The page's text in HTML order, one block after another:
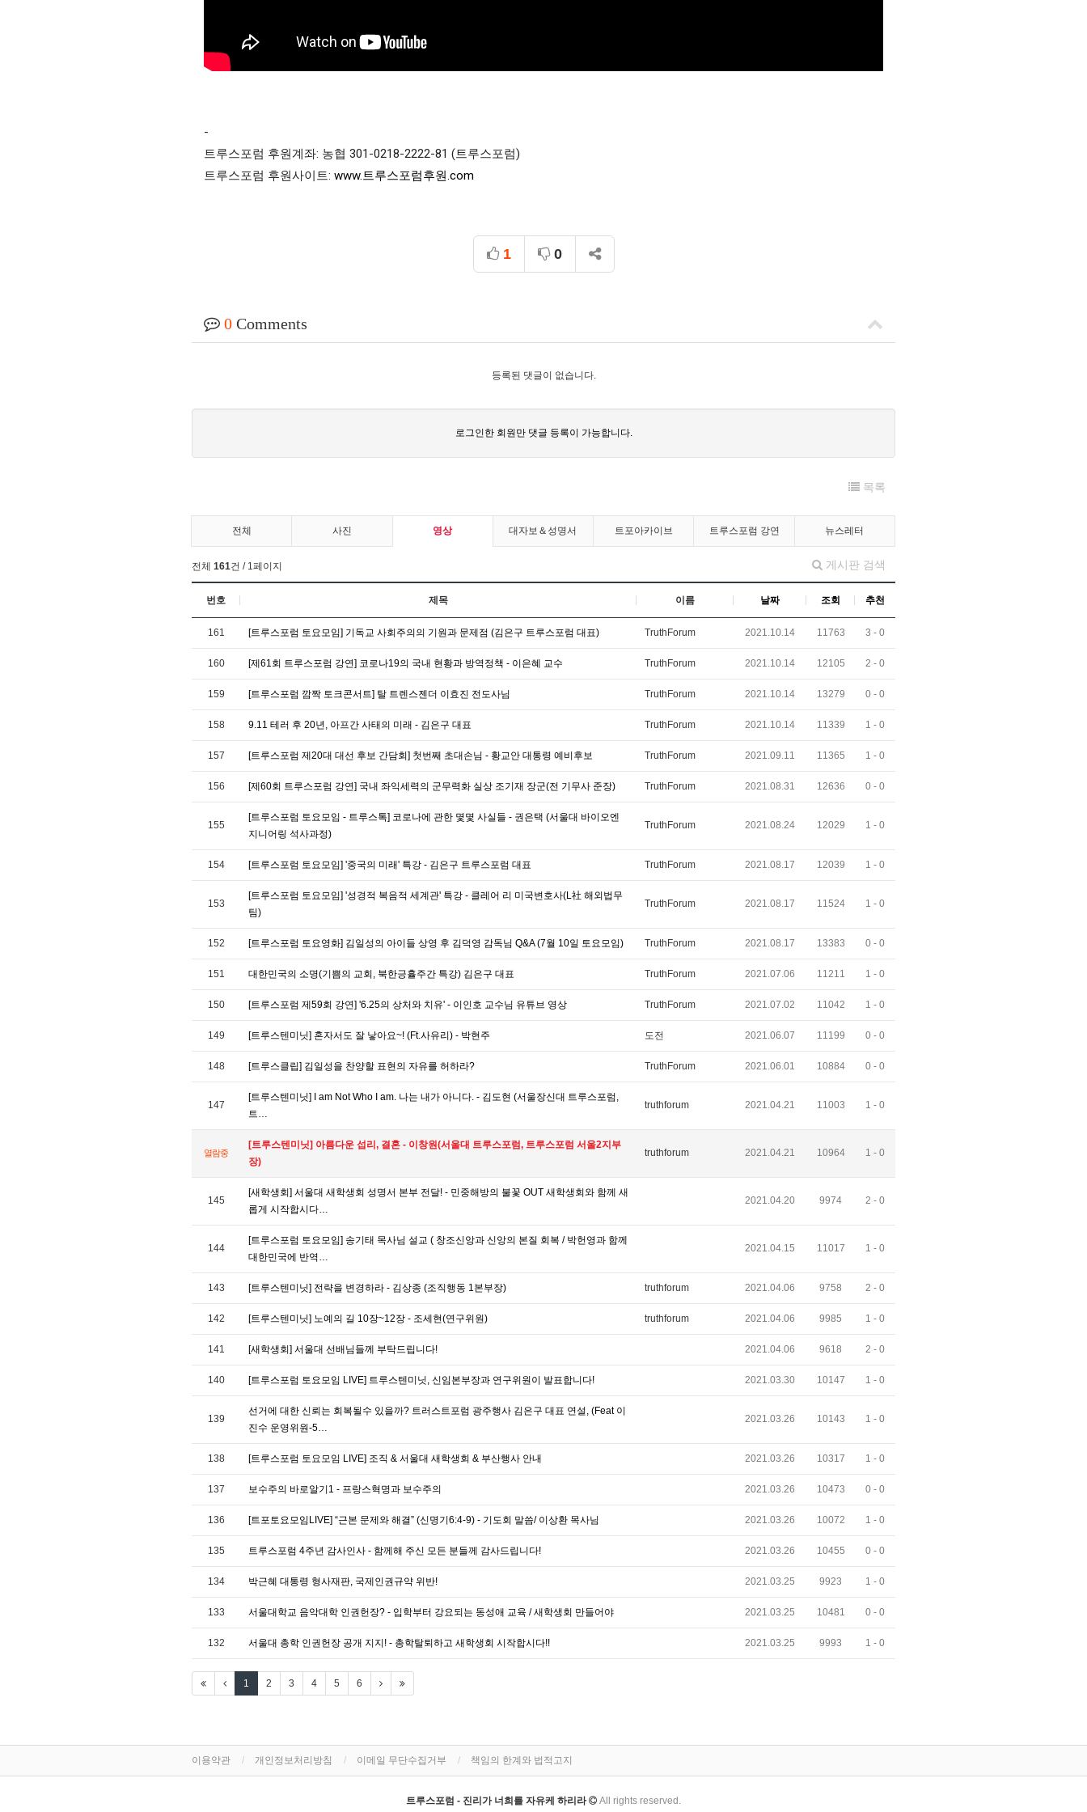
-
트루스포럼 후원계좌: 농협 301-0218-2222-81 (트루스포럼)
트루스포럼 후원사이트: www.트루스포럼후원.com
1 0
0 Comments
등록된 댓글이 없습니다.
로그인한 회원만 댓글 등록이 가능합니다.
목록
전체 사진 영상 대자보＆성명서 트포아카이브 트루스포럼 강연 뉴스레터
게시판 검색
전체 161건 / 1페이지
번호 제목 이름 날짜 조회 추천
161 [트루스포럼 토요모임] 기독교 사회주의의 기원과 문제점 (김은구 트루스포럼 대표) TruthForum 2021.10.14 11763 3 - 0
160 [제61회 트루스포럼 강연] 코로나19의 국내 현황과 방역정책 - 이은혜 교수 TruthForum 2021.10.14 12105 2 - 0
159 [트루스포럼 깜짝 토크콘서트] 탈 트렌스젠더 이효진 전도사님 TruthForum 2021.10.14 13279 0 - 0
158 9.11 테러 후 20년, 아프간 사태의 미래 - 김은구 대표 TruthForum 2021.10.14 11339 1 - 0
157 [트루스포럼 제20대 대선 후보 간담회] 첫번째 초대손님 - 황교안 대통령 예비후보 TruthForum 2021.09.11 11365 1 - 0
156 [제60회 트루스포럼 강연] 국내 좌익세력의 군무력화 실상 조기재 장군(전 기무사 준장) TruthForum 2021.08.31 12636 0 - 0
155
[트루스포럼 토요모임 - 트루스톡] 코로나에 관한 몇몇 사실들 - 권은택 (서울대 바이오엔
지니어링 석사과정)
TruthForum 2021.08.24 12029 1 - 0
154 [트루스포럼 토요모임] '중국의 미래' 특강 - 김은구 트루스포럼 대표 TruthForum 2021.08.17 12039 1 - 0
153
[트루스포럼 토요모임] '성경적 복음적 세계관' 특강 - 클레어 리 미국변호사(L社 해외법무
팀)
TruthForum 2021.08.17 11524 1 - 0
152 [트루스포럼 토요영화] 김일성의 아이들 상영 후 김덕영 감독님 Q&A (7월 10일 토요모임) TruthForum 2021.08.17 13383 0 - 0
151 대한민국의 소명(기쁨의 교회, 북한긍휼주간 특강) 김은구 대표 TruthForum 2021.07.06 11211 1 - 0
150 [트루스포럼 제59회 강연] '6.25의 상처와 치유' - 이인호 교수님 유튜브 영상 TruthForum 2021.07.02 11042 1 - 0
149 [트루스텐미닛] 혼자서도 잘 낳아요~! (Ft.사유리) - 박현주 도전 2021.06.07 11199 0 - 0
148 [트루스클립] 김일성을 찬양할 표현의 자유를 허하라? TruthForum 2021.06.01 10884 0 - 0
147
[트루스텐미닛] I am Not Who I am. 나는 내가 아니다. - 김도현 (서울장신대 트루스포럼,
트…
truthforum 2021.04.21 11003 1 - 0
열람중
[트루스텐미닛] 아름다운 섭리, 결혼 - 이창원(서울대 트루스포럼, 트루스포럼 서울2지부
장)
truthforum 2021.04.21 10964 1 - 0
145
[새학생회] 서울대 새학생회 성명서 본부 전달! - 민중해방의 불꽃 OUT 새학생회와 함께 새
롭게 시작합시다…
2021.04.20 9974 2 - 0
144
[트루스포럼 토요모임] 송기태 목사님 설교 ( 창조신앙과 신앙의 본질 회복 / 박헌영과 함께
대한민국에 반역…
2021.04.15 11017 1 - 0
143 [트루스텐미닛] 전략을 변경하라 - 김상종 (조직행동 1본부장) truthforum 2021.04.06 9758 2 - 0
142 [트루스텐미닛] 노예의 길 10장~12장 - 조세현(연구위원) truthforum 2021.04.06 9985 1 - 0
141 [새학생회] 서울대 선배님들께 부탁드립니다! 2021.04.06 9618 2 - 0
140 [트루스포럼 토요모임 LIVE] 트루스텐미닛, 신임본부장과 연구위원이 발표합니다! 2021.03.30 10147 1 - 0
139
선거에 대한 신뢰는 회복될수 있을까? 트러스트포럼 광주행사 김은구 대표 연설, (Feat 이
진수 운영위원-5…
2021.03.26 10143 1 - 0
138 [트루스포럼 토요모임 LIVE] 조직 & 서울대 새학생회 & 부산행사 안내 2021.03.26 10317 1 - 0
137 보수주의 바로알기1 - 프랑스혁명과 보수주의 2021.03.26 10473 0 - 0
136 [트포토요모임LIVE] “근본 문제와 해결” (신명기6:4-9) - 기도회 말씀/ 이상환 목사님 2021.03.26 10072 1 - 0
135 트루스포럼 4주년 감사인사 - 함께해 주신 모든 분들께 감사드립니다! 2021.03.26 10455 0 - 0
134 박근혜 대통령 형사재판, 국제인권규약 위반! 2021.03.25 9923 1 - 0
133 서울대학교 음악대학 인권헌장? - 입학부터 강요되는 동성애 교육 / 새학생회 만들어야 2021.03.25 10481 0 - 0
132 서울대 총학 인권헌장 공개 지지! - 총학탈퇴하고 새학생회 시작합시다!! 2021.03.25 9993 1 - 0
1 2 3 4 5 6
이용약관 개인정보처리방침 이메일 무단수집거부 책임의 한계와 법적고지
트루스포럼 - 진리가 너희를 자유케 하리라 All rights reserved.